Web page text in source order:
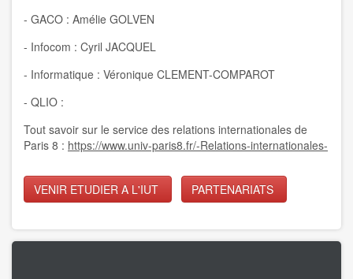
- GACO : Amélie GOLVEN
- Infocom : Cyril JACQUEL
- Informatique : Véronique CLEMENT-COMPAROT
- QLIO :
Tout savoir sur le service des relations internationales de
Paris 8 : https://www.univ-paris8.fr/-Relations-internationales-
VENIR ETUDIER A L'IUT PARTENARIATS